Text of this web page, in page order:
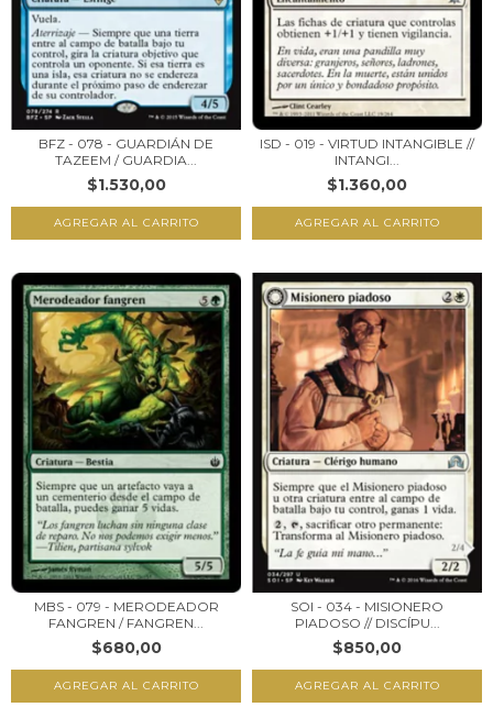
BFZ - 078 - GUARDIÁN DE
TAZEEM / GUARDIA...
$1.530,00
ISD - 019 - VIRTUD INTANGIBLE //
INTANGI...
$1.360,00
MBS - 079 - MERODEADOR
FANGREN / FANGREN...
$680,00
SOI - 034 - MISIONERO
PIADOSO // DISCÍPU...
$850,00